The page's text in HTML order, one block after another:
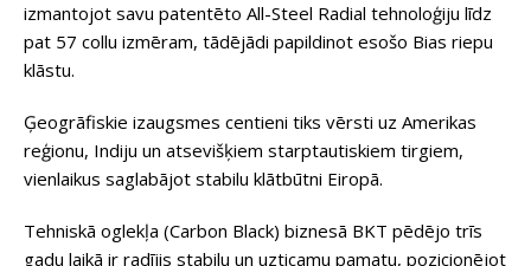
izmantojot savu patentēto All-Steel Radial tehnoloģiju līdz
pat 57 collu izmēram, tādējādi papildinot esošo Bias riepu
klāstu.
Ģeogrāfiskie izaugsmes centieni tiks vērsti uz Amerikas
reģionu, Indiju un atsevišķiem starptautiskiem tirgiem,
vienlaikus saglabājot stabilu klātbūtni Eiropā.
Tehniskā oglekļa (Carbon Black) biznesā BKT pēdējo trīs
gadu laikā ir radījis stabilu un uzticamu pamatu, pozicionējot